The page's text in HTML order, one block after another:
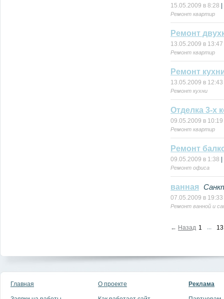
15.05.2009 в 8:28
Ремонт квартир
Ремонт
13.05.2009 в 13:47
Ремонт квартир
Ремонт
13.05.2009 в 12:43
Ремонт кухни
Отделка 3-х
09.05.2009 в 10:19
Ремонт квартир
Ремонт
09.05.2009 в 1:38
Ремонт офиса
ванная
07.05.2009 в 19:33
Ремонт ванной и
← Назад 1 ...
Главная О проекте Реклама